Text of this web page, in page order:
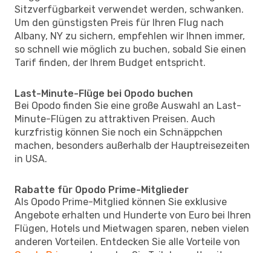
Sitzverfügbarkeit verwendet werden, schwanken.
Um den günstigsten Preis für Ihren Flug nach
Albany, NY zu sichern, empfehlen wir Ihnen immer,
so schnell wie möglich zu buchen, sobald Sie einen
Tarif finden, der Ihrem Budget entspricht.
Last-Minute-Flüge bei Opodo buchen
Bei Opodo finden Sie eine große Auswahl an Last-
Minute-Flügen zu attraktiven Preisen. Auch
kurzfristig können Sie noch ein Schnäppchen
machen, besonders außerhalb der Hauptreisezeiten
in USA.
Rabatte für Opodo Prime-Mitglieder
Als Opodo Prime-Mitglied können Sie exklusive
Angebote erhalten und Hunderte von Euro bei Ihren
Flügen, Hotels und Mietwagen sparen, neben vielen
anderen Vorteilen. Entdecken Sie alle Vorteile von